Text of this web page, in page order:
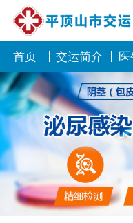
首页 交运简介 医